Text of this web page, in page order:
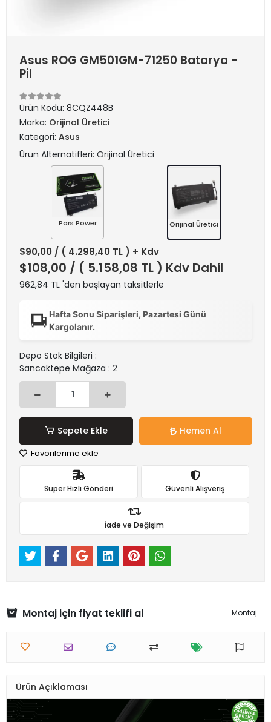
Asus ROG GM501GM-71250 Batarya -
Pil
Ürün Kodu: 8CQZ448B
Marka: Orijinal Üretici
Kategori: Asus
Ürün Alternatifleri: Orijinal Üretici
Pars Power Orijinal Üretici
$90,00 / ( 4.298,40 TL ) + Kdv
$108,00 / ( 5.158,08 TL ) Kdv Dahil
962,84 TL 'den başlayan taksitlerle
Hafta Sonu Siparişleri, Pazartesi Günü
Kargolanır.
Depo Stok Bilgileri :
Sancaktepe Mağaza : 2
Sepete Ekle Hemen Al
Favorilerime ekle
Süper Hızlı Gönderi Güvenli Alışveriş
İade ve Değişim
Montaj için fiyat teklifi al Montaj
Ürün Açıklaması